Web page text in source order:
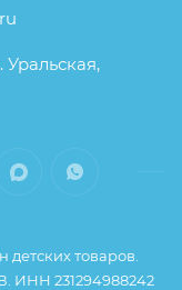
Уральская,
товаров.
ИНН 231294988242